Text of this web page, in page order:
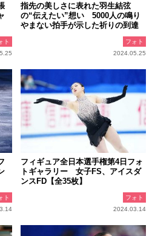
ト
指先の美しさに表れた羽生結弦
の“伝えたい”想い 5000人の鳴り
やまない拍手が示した祈りの到達
フォト
2024.05.25
ト
フィギュア全日本選手権第4日フォ
トギャラリー 女子FS、アイスダ
ンスFD【全35枚】
フォト
2024.03.14